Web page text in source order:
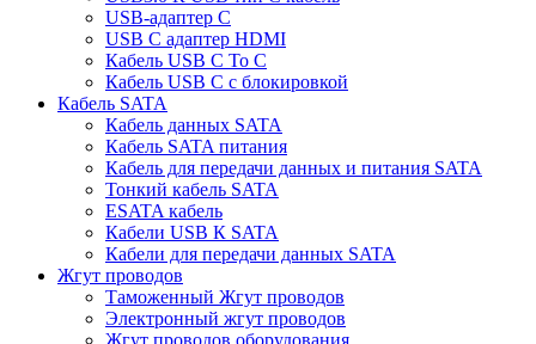
USB-адаптер C
USB C адаптер HDMI
Кабель USB C To C
Кабель USB C с блокировкой
Кабель SATA
Кабель данных SATA
Кабель SATA питания
Кабель для передачи данных и питания SATA
Тонкий кабель SATA
ESATA кабель
Кабели USB К SATA
Кабели для передачи данных SATA
Жгут проводов
Таможенный Жгут проводов
Электронный жгут проводов
Жгут проводов оборудования